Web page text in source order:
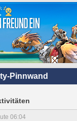
Pinnwand
06:04